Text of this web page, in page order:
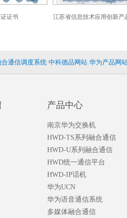
江苏省信息技术应用创新产品适
通信调度系统 中科德品网站 华为产品网
产品中心
南京华为交换机
HWD-TS系列融合通信
HWD-U系列融合通信
HWD统一通信平台
HWD-IP话机
华为UCN
华为语音通信系统
多媒体融合通信